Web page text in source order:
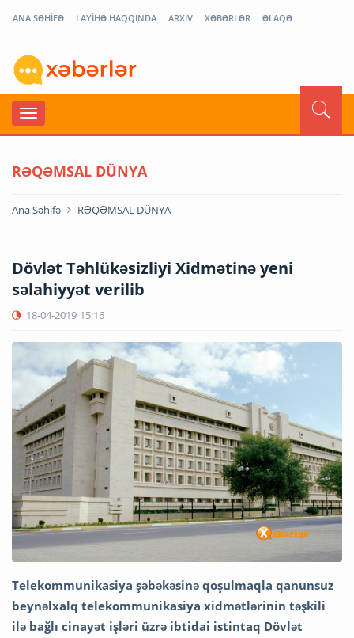
ANA SƏHİFƏ LAYİHƏ HAQQINDA ARXİV XƏBƏRLƏR ƏLAQƏ
RƏQƏMSAL DÜNYA
Ana Səhifə RƏQƏMSAL DÜNYA
Dövlət Təhlükəsizliyi Xidmətinə yeni
səlahiyyət verilib
18-04-2019 15:16
Telekommunikasiya şəbəkəsinə qoşulmaqla qanunsuz
beynəlxalq telekommunikasiya xidmətlərinin təşkili
ilə bağlı cinayət işləri üzrə ibtidai istintaq Dövlət